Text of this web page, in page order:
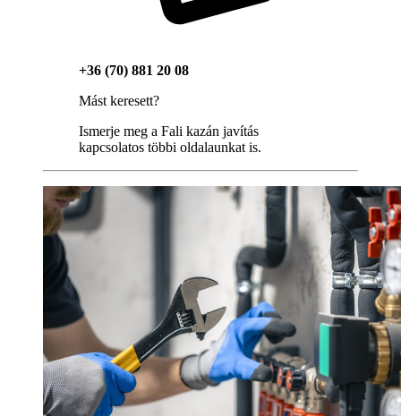
+36 (70) 881 20 08
Mást keresett?
Ismerje meg a Fali kazán javítás
kapcsolatos többi oldalaunkat is.